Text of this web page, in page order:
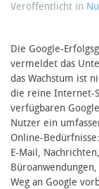
Veröffentlicht in
Die Google-
vermeldet das
das Wachstum ist
die reine Internet-
verfügbaren
Nutzer ein
Online-
E-Mail,
Weg an Google